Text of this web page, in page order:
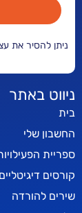
את עצמך בכל עת.